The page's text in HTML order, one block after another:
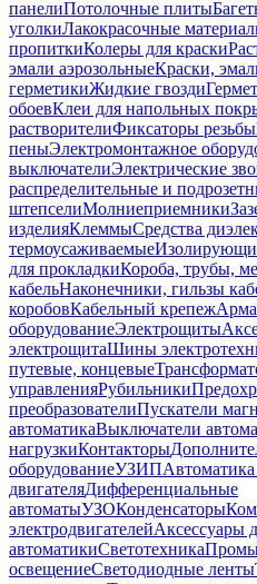
панелиПотолочные плиты
уголкиЛакокрасочные
пропиткиКолеры для краски
эмали аэрозольныеКраски,
герметикиЖидкие гвозди
обоевКлеи для напольных
растворителиФиксаторы резьбы
пеныЭлектромонтажное
выключателиЭлектрические
распределительные и
штепселиМолниеприемники
изделияКлеммыСредства
термоусаживаемые
для прокладкиКороба, трубы,
кабельНаконечники, гильзы
коробовКабельный крепеж
оборудованиеЭлектрощиты
электрощитаШины
путевые, концевые
управленияРубильники
преобразователиПускатели
автоматикаВыключатели
нагрузкиКонтакторы
оборудованиеУЗИПАвтоматика
двигателяДифференциальные
автоматыУЗОКонденсаторы
электродвигателейАксессуары
автоматикиСветотехника
освещениеСветодиодные ленты